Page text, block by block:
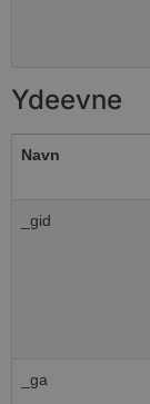
Ydeevne
Navn
_gid
_ga